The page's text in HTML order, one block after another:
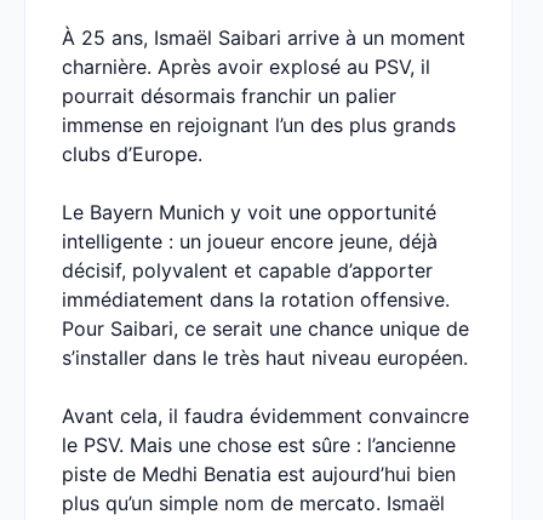
À 25 ans, Ismaël Saibari arrive à un moment
charnière. Après avoir explosé au PSV, il
pourrait désormais franchir un palier
immense en rejoignant l’un des plus grands
clubs d’Europe.
Le Bayern Munich y voit une opportunité
intelligente : un joueur encore jeune, déjà
décisif, polyvalent et capable d’apporter
immédiatement dans la rotation offensive.
Pour Saibari, ce serait une chance unique de
s’installer dans le très haut niveau européen.
Avant cela, il faudra évidemment convaincre
le PSV. Mais une chose est sûre : l’ancienne
piste de Medhi Benatia est aujourd’hui bien
plus qu’un simple nom de mercato. Ismaël